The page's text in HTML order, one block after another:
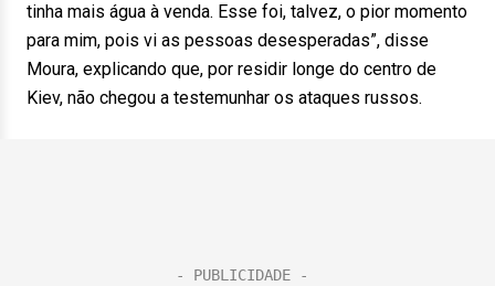
tinha mais água à venda. Esse foi, talvez, o pior momento
para mim, pois vi as pessoas desesperadas”, disse
Moura, explicando que, por residir longe do centro de
Kiev, não chegou a testemunhar os ataques russos.